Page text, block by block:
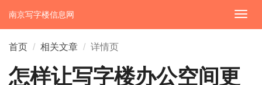
切
换
南京写字楼信息网
首页 相关文章 详情页
怎样让写字楼办公空间更